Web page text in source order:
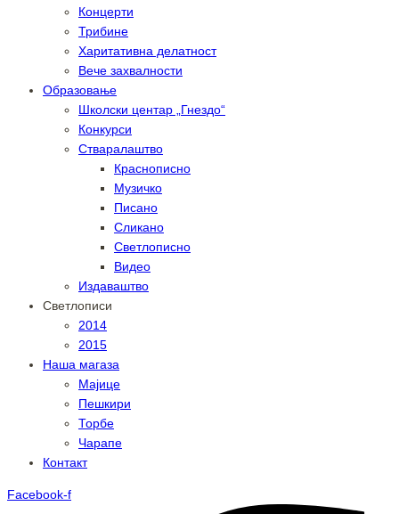
Концерти
Трибине
Харитативна делатност
Вече захвалности
Образовање
Школски центар „Гнездо“
Конкурси
Стваралаштво
Краснописно
Музичко
Писано
Сликано
Светлописно
Видео
Издаваштво
Светлописи
2014
2015
Наша магаза
Мајице
Пешкири
Торбе
Чарапе
Контакт
Facebook-f